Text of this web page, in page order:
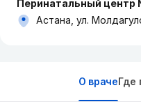
Перинатальный центр
Астана, ул.
О врачеГде